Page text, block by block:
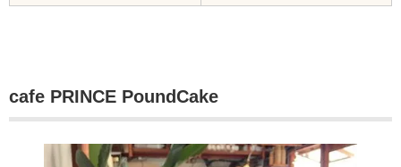
cafe PRINCE PoundCake